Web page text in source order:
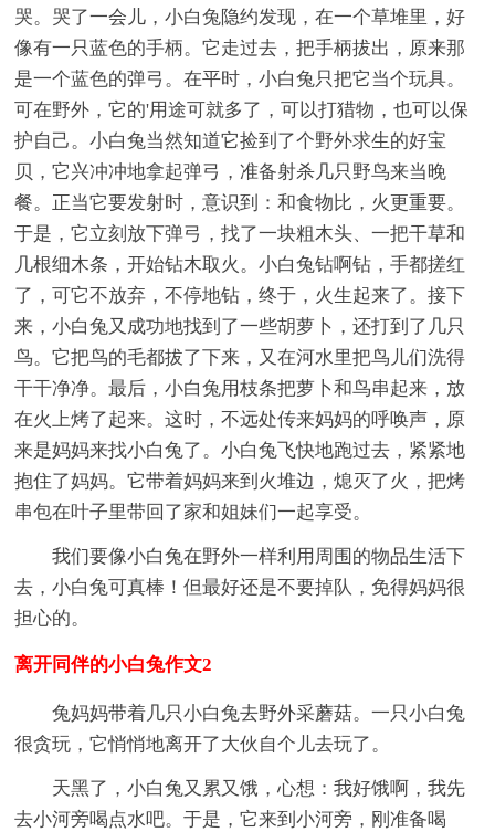
哭。哭了一会儿，小白兔隐约发现，在一个草堆里，好
像有一只蓝色的手柄。它走过去，把手柄拔出，原来那
是一个蓝色的弹弓。在平时，小白兔只把它当个玩具。
可在野外，它的'用途可就多了，可以打猎物，也可以保
护自己。小白兔当然知道它捡到了个野外求生的好宝
贝，它兴冲冲地拿起弹弓，准备射杀几只野鸟来当晚
餐。正当它要发射时，意识到：和食物比，火更重要。
于是，它立刻放下弹弓，找了一块粗木头、一把干草和
几根细木条，开始钻木取火。小白兔钻啊钻，手都搓红
了，可它不放弃，不停地钻，终于，火生起来了。接下
来，小白兔又成功地找到了一些胡萝卜，还打到了几只
鸟。它把鸟的毛都拔了下来，又在河水里把鸟儿们洗得
干干净净。最后，小白兔用枝条把萝卜和鸟串起来，放
在火上烤了起来。这时，不远处传来妈妈的呼唤声，原
来是妈妈来找小白兔了。小白兔飞快地跑过去，紧紧地
抱住了妈妈。它带着妈妈来到火堆边，熄灭了火，把烤
串包在叶子里带回了家和姐妹们一起享受。
我们要像小白兔在野外一样利用周围的物品生活下
去，小白兔可真棒！但最好还是不要掉队，免得妈妈很
担心的。
离开同伴的小白兔作文2
兔妈妈带着几只小白兔去野外采蘑菇。一只小白兔
很贪玩，它悄悄地离开了大伙自个儿去玩了。
天黑了，小白兔又累又饿，心想：我好饿啊，我先
去小河旁喝点水吧。于是，它来到小河旁，刚准备喝